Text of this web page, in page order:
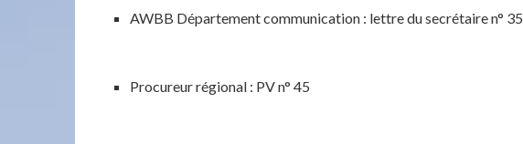
AWBB Département communication : lettre du secrétaire n° 35
Procureur régional : PV n° 45